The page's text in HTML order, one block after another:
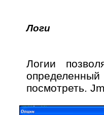
Логи
Логии
посмотреть.